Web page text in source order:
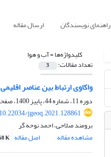
راهنمای نویسندگان ارسال مقاله
کلیدواژه‌ها =آب و هوا
تعداد مقالات: 3
واکاوی ارتباط بین عناصر
دوره 11، شماره 44، پاییز 1400، صفحه
10.22034/jgeoq.2021.128861
برومند صلاحی، احمد نوحه گر
مشاهده مقاله
اصل مقاله K